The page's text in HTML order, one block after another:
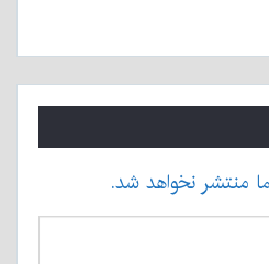
منتشر نخواهد شد.